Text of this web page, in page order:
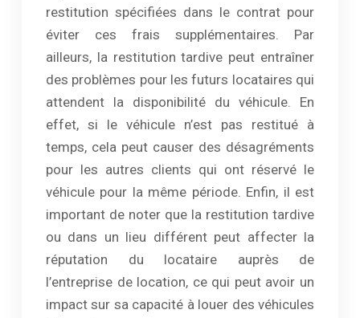
restitution spécifiées dans le contrat pour
éviter ces frais supplémentaires. Par
ailleurs, la restitution tardive peut entraîner
des problèmes pour les futurs locataires qui
attendent la disponibilité du véhicule. En
effet, si le véhicule n’est pas restitué à
temps, cela peut causer des désagréments
pour les autres clients qui ont réservé le
véhicule pour la même période. Enfin, il est
important de noter que la restitution tardive
ou dans un lieu différent peut affecter la
réputation du locataire auprès de
l’entreprise de location, ce qui peut avoir un
impact sur sa capacité à louer des véhicules